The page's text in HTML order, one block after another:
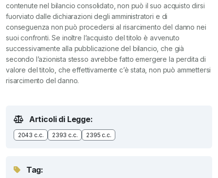
contenute nel bilancio consolidato, non può il suo acquisto dirsi
fuorviato dalle dichiarazioni degli amministratori e di
conseguenza non può procedersi al risarcimento del danno nei
suoi confronti. Se inoltre l’acquisto del titolo è avvenuto
successivamente alla pubblicazione del bilancio, che già
secondo l’azionista stesso avrebbe fatto emergere la perdita di
valore del titolo, che effettivamente c’è stata, non può ammettersi
risarcimento del danno.
Articoli di Legge:
2043 c.c. 2393 c.c. 2395 c.c.
Tag: